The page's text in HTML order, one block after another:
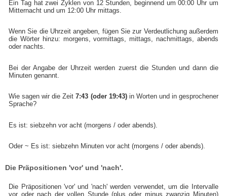
Ein Tag hat zwei Zyklen von 12 Stunden, beginnend um 00:00 Uhr um
Mitternacht und um 12:00 Uhr mittags.
Wenn Sie die Uhrzeit angeben, fügen Sie zur Verdeutlichung außerdem
die Wörter hinzu: morgens, vormittags, mittags, nachmittags, abends
oder nachts.
Bei der Angabe der Uhrzeit werden zuerst die Stunden und dann die
Minuten genannt.
Wie sagen wir die Zeit7:43 (oder 19:43)in Worten und in gesprochener
Sprache?
Es ist: siebzehn vor acht (morgens / oder abends).
Oder ~ Es ist: siebzehn Minuten vor acht (morgens / oder abends).
Die Präpositionen 'vor' und 'nach'.
Die Präpositionen 'vor' und 'nach' werden verwendet, um die Intervalle
vor oder nach der vollen Stunde (plus oder minus zwanzig Minuten)